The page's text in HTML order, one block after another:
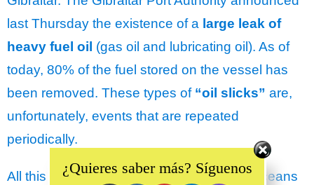
last Thursday the existence of a large leak of
heavy fuel oil (gas oil and lubricating oil). As of
today, 80% of the fuel stored on the vessel has
been removed. These types of “oil slicks” are,
unfortunately, events that are repeated
periodically.
All this affects the health of the seas and oceans
¿Quieres saber más? Síguenos